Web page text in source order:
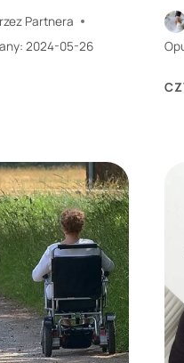
Partnera
2024-05-26